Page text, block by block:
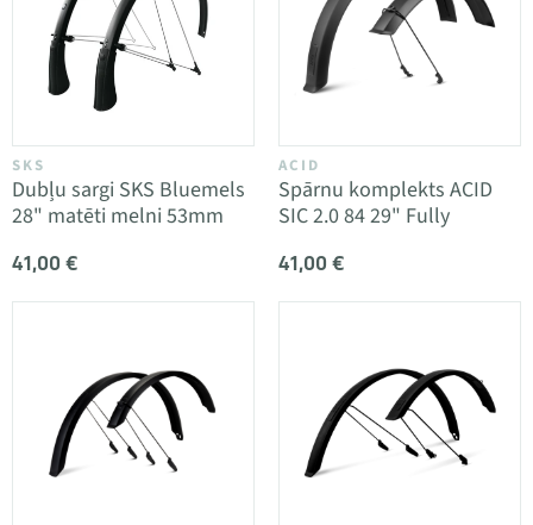
SKS
Dubļu sargi SKS Bluemels
28" matēti melni 53mm
41,00 €
ACID
Spārnu komplekts ACID
SIC 2.0 84 29" Fully
41,00 €